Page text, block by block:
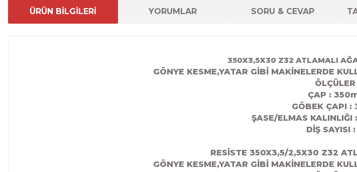
ÜRÜN BİLGİLERİ YORUMLAR SORU & CEVAP
350X3,5X30 Z32 ATLAMALI
GÖNYE KESME,YATAR GİBİ MAKİNELERDE
ÖLÇÜLER
ÇAP :
GÖBEK ÇAPI :
ŞASE/ELMAS
DİŞ SAYISI
RESİSTE 350X3,5/2,5X30 Z32
GÖNYE KESME,YATAR GİBİ MAKİNELERDE